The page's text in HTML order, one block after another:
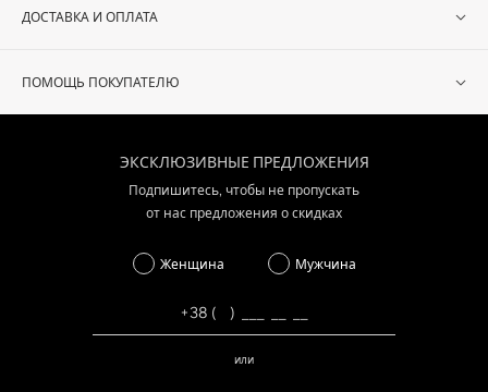
ДОСТАВКА И ОПЛАТА
ПОМОЩЬ ПОКУПАТЕЛЮ
ЭКСКЛЮЗИВНЫЕ ПРЕДЛОЖЕНИЯ
Подпишитесь, чтобы не пропускать
от нас предложения о скидках
Женщина Мужчина
или